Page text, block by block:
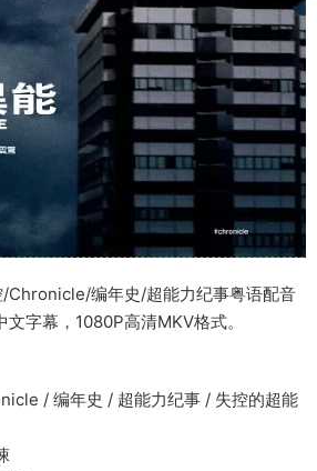
Chronicle/编年史/超能力纪事粤语配音
字幕，1080P高清MKV格式。
/ 编年史 / 超能力纪事 / 失控的超能